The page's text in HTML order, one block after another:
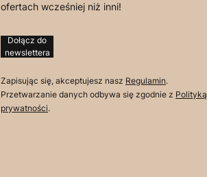
ofertach wcześniej niż inni!
Dołącz do
newslettera
Zapisując się, akceptujesz nasz Regulamin.
Przetwarzanie danych odbywa się zgodnie z Polityką
prywatności.